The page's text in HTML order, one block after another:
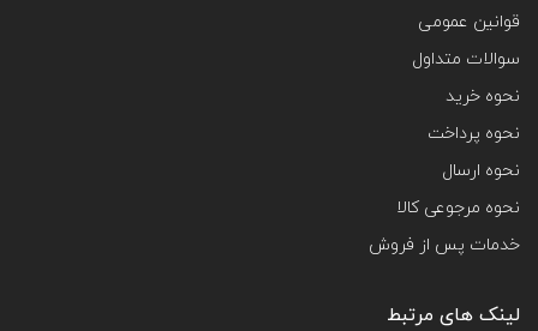
قوانین عمومی
سوالات متداول
نحوه خرید
نحوه پرداخت
نحوه ارسال
نحوه مرجوعی کالا
خدمات پس از فروش
لینک های مرتبط